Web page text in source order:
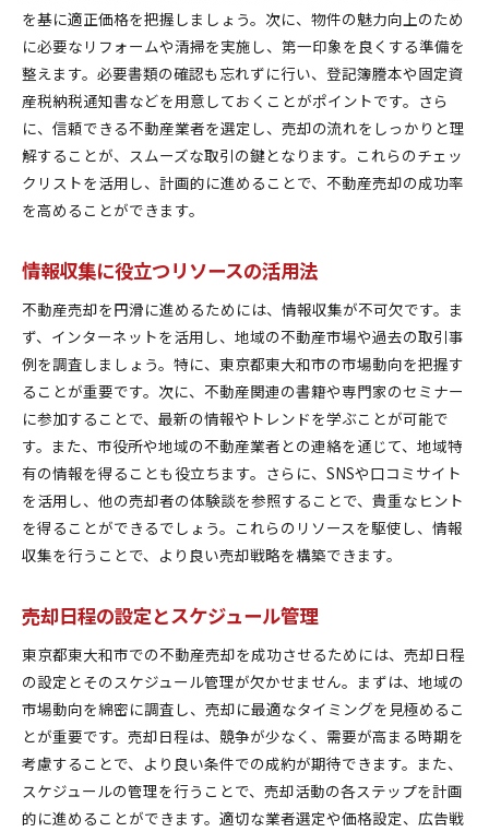
を基に適正価格を把握しましょう。次に、物件の魅力向上のため
に必要なリフォームや清掃を実施し、第一印象を良くする準備を
整えます。必要書類の確認も忘れずに行い、登記簿謄本や固定資
産税納税通知書などを用意しておくことがポイントです。さら
に、信頼できる不動産業者を選定し、売却の流れをしっかりと理
解することが、スムーズな取引の鍵となります。これらのチェッ
クリストを活用し、計画的に進めることで、不動産売却の成功率
を高めることができます。
情報収集に役立つリソースの活用法
不動産売却を円滑に進めるためには、情報収集が不可欠です。ま
ず、インターネットを活用し、地域の不動産市場や過去の取引事
例を調査しましょう。特に、東京都東大和市の市場動向を把握す
ることが重要です。次に、不動産関連の書籍や専門家のセミナー
に参加することで、最新の情報やトレンドを学ぶことが可能で
す。また、市役所や地域の不動産業者との連絡を通じて、地域特
有の情報を得ることも役立ちます。さらに、SNSや口コミサイト
を活用し、他の売却者の体験談を参照することで、貴重なヒント
を得ることができるでしょう。これらのリソースを駆使し、情報
収集を行うことで、より良い売却戦略を構築できます。
売却日程の設定とスケジュール管理
東京都東大和市での不動産売却を成功させるためには、売却日程
の設定とそのスケジュール管理が欠かせません。まずは、地域の
市場動向を綿密に調査し、売却に最適なタイミングを見極めるこ
とが重要です。売却日程は、競争が少なく、需要が高まる時期を
考慮することで、より良い条件での成約が期待できます。また、
スケジュールの管理を行うことで、売却活動の各ステップを計画
的に進めることができます。適切な業者選定や価格設定、広告戦